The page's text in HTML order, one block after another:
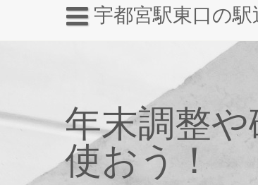
宇都宮駅東口の
年末調整
使おう！